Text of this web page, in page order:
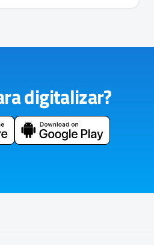
digitalizar?